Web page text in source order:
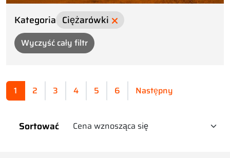
Kategoria Ciężarówki
Wyczyść cały filtr
1 2 3 4 5 6 Następny
Sortować